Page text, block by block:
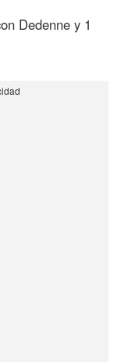
Dedenne y 1